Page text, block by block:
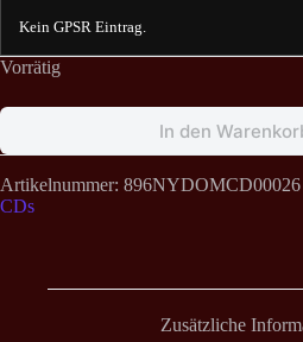
Kein GPSR Eintrag.
Vorrätig
In den
Artikelnummer: 896NYDOMCD00026
CDs
Zusätzliche